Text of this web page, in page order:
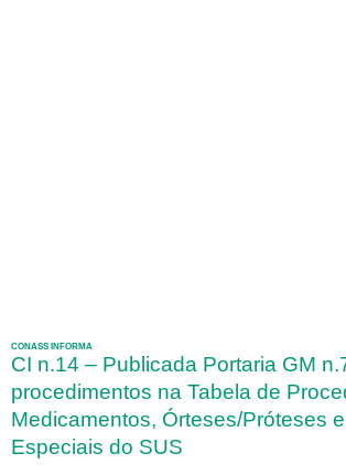
CONASS INFORMA
CI n.14 – Publicada Portaria GM
procedimentos na Tabela de
Medicamentos, Órteses/Próteses
Especiais do SUS